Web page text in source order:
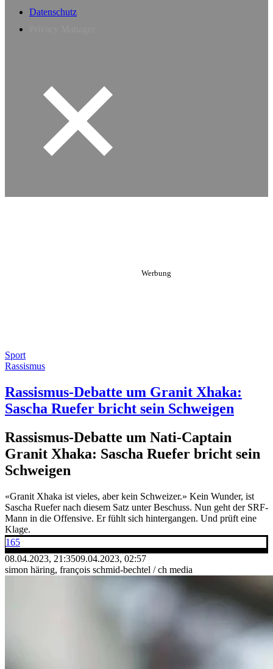
Datenschutz
Sport
Rassismus
Rassismus-Debatte um Granit Xhaka:
Sascha Ruefer bricht sein Schweigen
Rassismus-Debatte um Nati-Captain
Granit Xhaka: Sascha Ruefer bricht sein
Schweigen
«Granit Xhaka ist vieles, aber kein Schweizer.» Kein Wunder, ist
Sascha Ruefer nach diesem Satz unter Beschuss. Nun geht der SRF-
Mann in die Offensive. Er fühlt sich hintergangen. Und prüft eine
Klage.
165
08.04.2023, 21:3509.04.2023, 02:57
simon häring, françois schmid-bechtel / ch media